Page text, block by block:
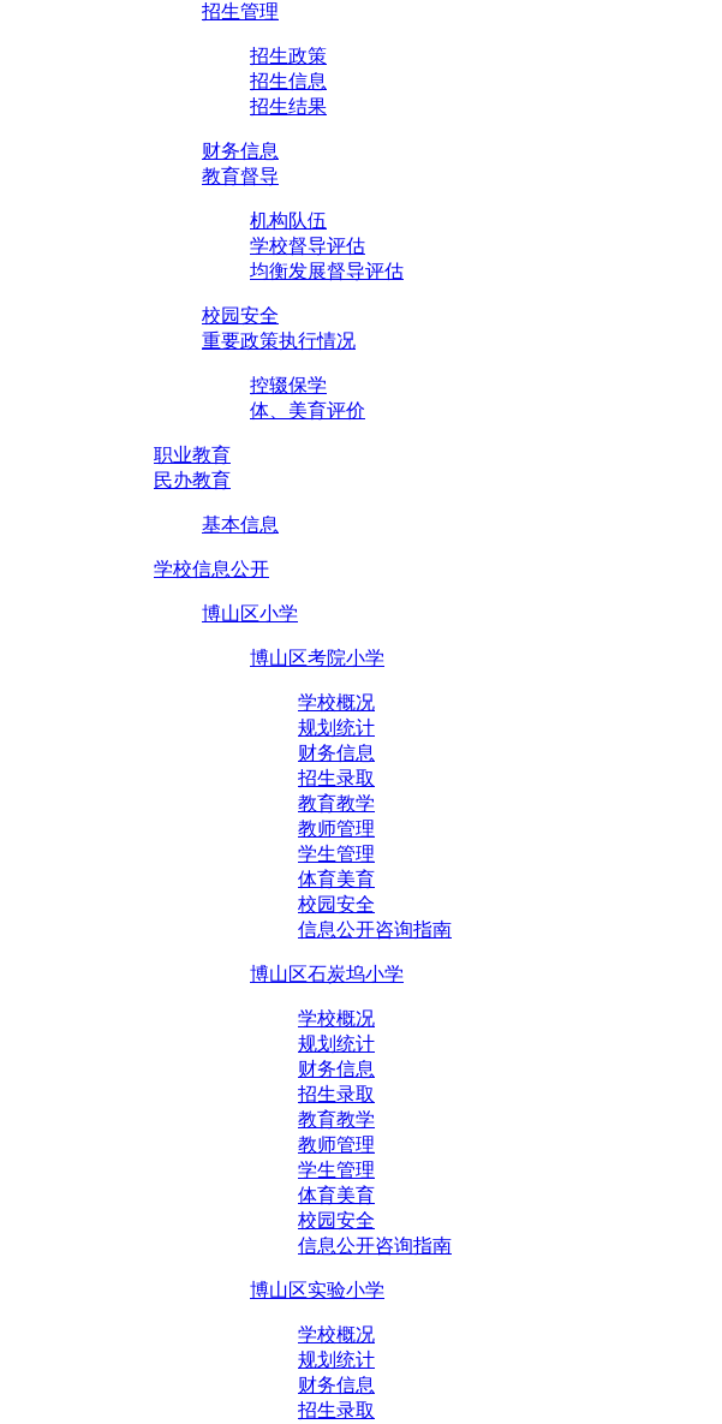
招生管理
招生政策
招生信息
招生结果
财务信息
教育督导
机构队伍
学校督导评估
均衡发展督导评估
校园安全
重要政策执行情况
控辍保学
体、美育评价
职业教育
民办教育
基本信息
学校信息公开
博山区小学
博山区考院小学
学校概况
规划统计
财务信息
招生录取
教育教学
教师管理
学生管理
体育美育
校园安全
信息公开咨询指南
博山区石炭坞小学
学校概况
规划统计
财务信息
招生录取
教育教学
教师管理
学生管理
体育美育
校园安全
信息公开咨询指南
博山区实验小学
学校概况
规划统计
财务信息
招生录取